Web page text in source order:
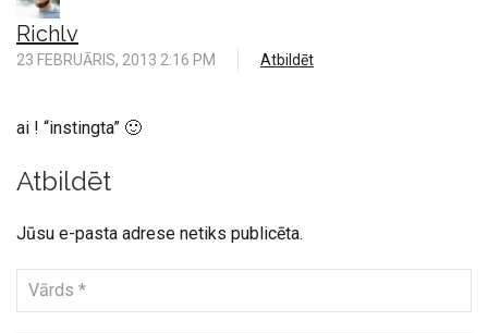
Richlv
23 FEBRUĀRIS, 2013 2:16 PM Atbildēt
ai ! “instingta” 🙂
Atbildēt
Jūsu e-pasta adrese netiks publicēta.